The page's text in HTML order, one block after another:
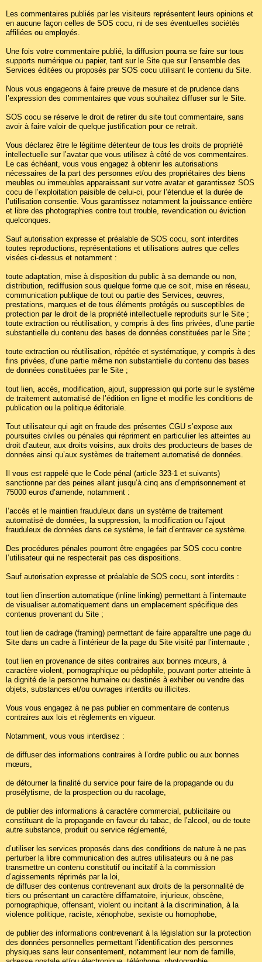
Les commentaires publiés par les visiteurs représentent leurs opinions et
en aucune façon celles de SOS cocu, ni de ses éventuelles sociétés
affiliées ou employés.
Une fois votre commentaire publié, la diffusion pourra se faire sur tous
supports numérique ou papier, tant sur le Site que sur l’ensemble des
Services éditées ou proposés par SOS cocu utilisant le contenu du Site.
Nous vous engageons à faire preuve de mesure et de prudence dans
l’expression des commentaires que vous souhaitez diffuser sur le Site.
SOS cocu se réserve le droit de retirer du site tout commentaire, sans
avoir à faire valoir de quelque justification pour ce retrait.
Vous déclarez être le légitime détenteur de tous les droits de propriété
intellectuelle sur l’avatar que vous utilisez à côté de vos commentaires.
Le cas échéant, vous vous engagez à obtenir les autorisations
nécessaires de la part des personnes et/ou des propriétaires des biens
meubles ou immeubles apparaissant sur votre avatar et garantissez SOS
cocu de l’exploitation paisible de celui-ci, pour l’étendue et la durée de
l’utilisation consentie. Vous garantissez notamment la jouissance entière
et libre des photographies contre tout trouble, revendication ou éviction
quelconques.
Sauf autorisation expresse et préalable de SOS cocu, sont interdites
toutes reproductions, représentations et utilisations autres que celles
visées ci-dessus et notamment :
toute adaptation, mise à disposition du public à sa demande ou non,
distribution, rediffusion sous quelque forme que ce soit, mise en réseau,
communication publique de tout ou partie des Services, œuvres,
prestations, marques et de tous éléments protégés ou susceptibles de
protection par le droit de la propriété intellectuelle reproduits sur le Site ;
toute extraction ou réutilisation, y compris à des fins privées, d’une partie
substantielle du contenu des bases de données constituées par le Site ;
toute extraction ou réutilisation, répétée et systématique, y compris à des
fins privées, d’une partie même non substantielle du contenu des bases
de données constituées par le Site ;
tout lien, accès, modification, ajout, suppression qui porte sur le système
de traitement automatisé de l’édition en ligne et modifie les conditions de
publication ou la politique éditoriale.
Tout utilisateur qui agit en fraude des présentes CGU s’expose aux
poursuites civiles ou pénales qui répriment en particulier les atteintes au
droit d’auteur, aux droits voisins, aux droits des producteurs de bases de
données ainsi qu’aux systèmes de traitement automatisé de données.
Il vous est rappelé que le Code pénal (article 323-1 et suivants)
sanctionne par des peines allant jusqu’à cinq ans d’emprisonnement et
75000 euros d’amende, notamment :
l’accès et le maintien frauduleux dans un système de traitement
automatisé de données, la suppression, la modification ou l’ajout
frauduleux de données dans ce système, le fait d’entraver ce système.
Des procédures pénales pourront être engagées par SOS cocu contre
l’utilisateur qui ne respecterait pas ces dispositions.
Sauf autorisation expresse et préalable de SOS cocu, sont interdits :
tout lien d’insertion automatique (inline linking) permettant à l’internaute
de visualiser automatiquement dans un emplacement spécifique des
contenus provenant du Site ;
tout lien de cadrage (framing) permettant de faire apparaître une page du
Site dans un cadre à l’intérieur de la page du Site visité par l’internaute ;
tout lien en provenance de sites contraires aux bonnes mœurs, à
caractère violent, pornographique ou pédophile, pouvant porter atteinte à
la dignité de la personne humaine ou destinés à exhiber ou vendre des
objets, substances et/ou ouvrages interdits ou illicites.
Vous vous engagez à ne pas publier en commentaire de contenus
contraires aux lois et règlements en vigueur.
Notamment, vous vous interdisez :
de diffuser des informations contraires à l’ordre public ou aux bonnes
mœurs,
de détourner la finalité du service pour faire de la propagande ou du
prosélytisme, de la prospection ou du racolage,
de publier des informations à caractère commercial, publicitaire ou
constituant de la propagande en faveur du tabac, de l’alcool, ou de toute
autre substance, produit ou service réglementé,
d’utiliser les services proposés dans des conditions de nature à ne pas
perturber la libre communication des autres utilisateurs ou à ne pas
transmettre un contenu constitutif ou incitatif à la commission
d’agissements réprimés par la loi,
de diffuser des contenus contrevenant aux droits de la personnalité de
tiers ou présentant un caractère diffamatoire, injurieux, obscène,
pornographique, offensant, violent ou incitant à la discrimination, à la
violence politique, raciste, xénophobe, sexiste ou homophobe,
de publier des informations contrevenant à la législation sur la protection
des données personnelles permettant l’identification des personnes
physiques sans leur consentement, notamment leur nom de famille,